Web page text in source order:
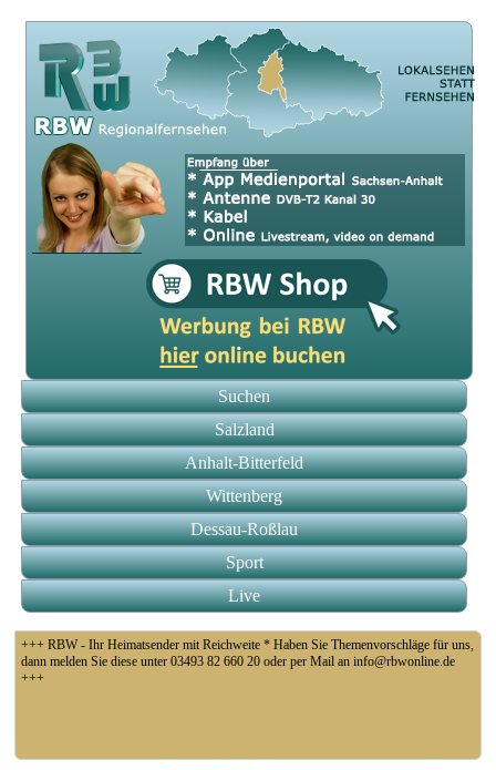
Suchen
Salzland
Anhalt-Bitterfeld
Wittenberg
Dessau-Roßlau
Sport
Live
+++ RBW - Ihr Heimatsender mit Reichweite * Haben Sie Themenvorschläge für uns,
dann melden Sie diese unter 03493 82 660 20 oder per Mail an info@rbwonline.de
+++
+++ Coswig: Die Elfähre Coswig hat wegen des geringen Wasserstands der Elbe den